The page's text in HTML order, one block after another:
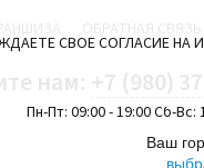
Пн-Пт: 09:00 - 19:00 Сб-Вс:
Ваш
СВОЕ СОГЛАСИЕ